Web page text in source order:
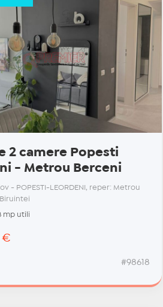
2 camere Popesti
- Metrou Berceni
- POPESTI-LEORDENI, reper: Metrou
mp utili
€
#98618